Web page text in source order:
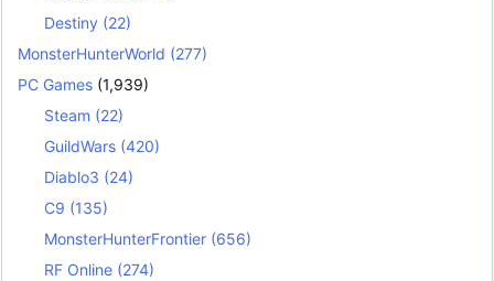
Destiny (22)
MonsterHunterWorld (277)
PC Games (1,939)
Steam (22)
GuildWars (420)
Diablo3 (24)
C9 (135)
MonsterHunterFrontier (656)
RF Online (274)